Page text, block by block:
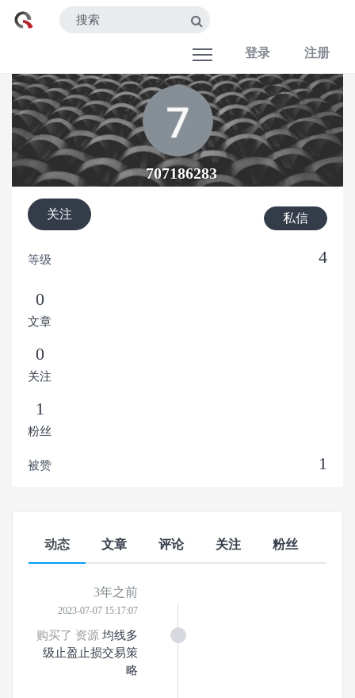
登录 注册
707186283
关注 私信
4
等级
0
文章
0
关注
1
粉丝
1
被赞
动态 文章 评论 关注 粉丝
3年之前
2023-07-07 15:17:07
购买了 资源 均线多
级止盈止损交易策
略